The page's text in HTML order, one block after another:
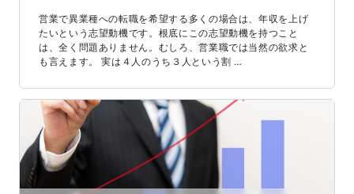
営業で異業種への転職を希望する多くの場合は、年収を上げ
たいという志望動機です。根底にこの志望動機を持つこと
は、全く問題ありません。むしろ、営業職では当然の欲求と
も言えます。 実は４人のうち３人という割 …